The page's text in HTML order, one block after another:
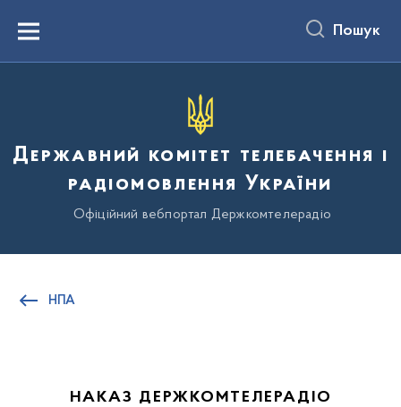
вмістуMenu Пошук
Державний комітет телебачення і
радіомовлення України
Офіційний вебпортал Держкомтелерадіо
НПА
НАКАЗ ДЕРЖКОМТЕЛЕРАДІО